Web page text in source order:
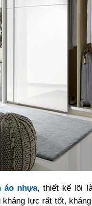
áo nhựa, thiết kế lõi
kháng lực rất tốt,